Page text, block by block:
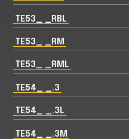
TE53_ _RBL
TE53_ _RM
TE53_ _RML
TE54_ _.3
TE54_ _.3L
TE54_ _.3M